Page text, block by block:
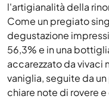
l'artigianalità della
Come un pregiato
degustazione
56,3% e in una
accarezzato da vivaci
vaniglia, seguite da
chiare note di rovere